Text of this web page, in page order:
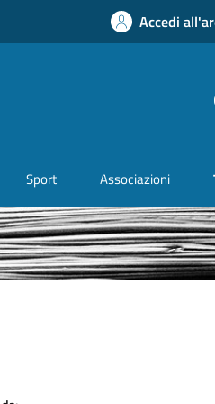
Accedi
Sport Associazioni